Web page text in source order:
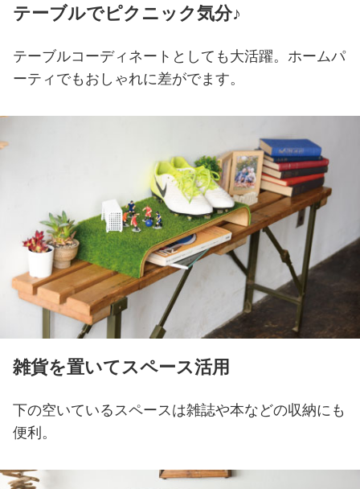
テーブルでピクニック気分♪
テーブルコーディネートとしても大活躍。 ホームパ
ーティでもおしゃれに差がでます。
雑貨を置いてスペース活用
下の空いているスペースは雑誌や本などの収納にも
便利。